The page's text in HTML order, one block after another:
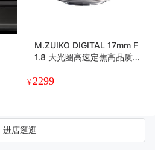
M.ZUIKO DIGITAL 17mm F
1.8 大光圈高速定焦高品质
¥ 2299
进店逛逛